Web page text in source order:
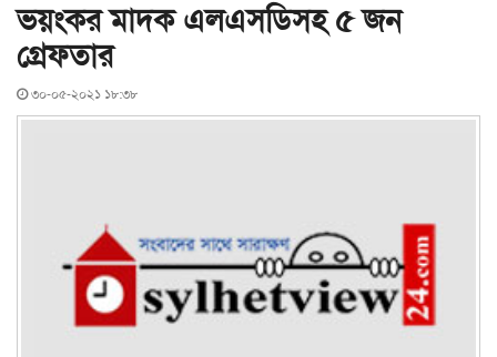
ভয়ংকর মাদক এলএসডিসহ ৫ জন
গ্রেফতার
৩০-০৫-২০২১ ১৮:৩৮